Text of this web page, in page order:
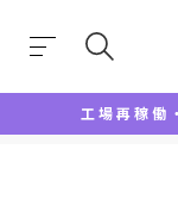
工場再稼働
BBクリ